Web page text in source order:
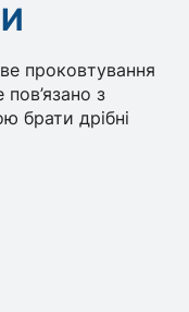
проковтування
з
брати дрібні